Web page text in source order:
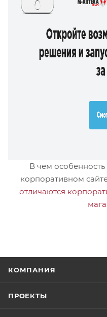
В чем
корпоративном
отличаются
КОМПАНИЯ
ПРОЕКТЫ